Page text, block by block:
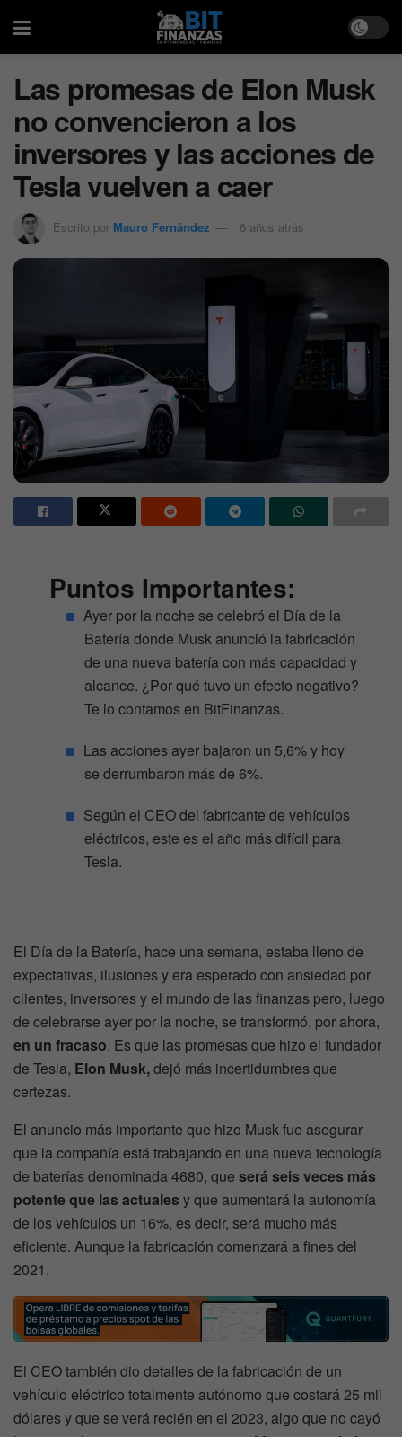
Las promesas de Elon Musk
no convencieron a los
inversores y las acciones de
Tesla vuelven a caer
Escrito por Mauro Fernández 6 años atrás
Puntos Importantes:
Ayer por la noche se celebró el Día de la
Batería donde Musk anunció la fabricación
de una nueva batería con más capacidad y
alcance. ¿Por qué tuvo un efecto negativo?
Te lo contamos en BitFinanzas.
Las acciones ayer bajaron un 5,6% y hoy
se derrumbaron más de 6%.
Según el CEO del fabricante de vehículos
eléctricos, este es el año más difícil para
Tesla.
El Día de la Batería, hace una semana, estaba lleno de
expectativas, ilusiones y era esperado con ansiedad por
clientes, inversores y el mundo de las finanzas pero, luego
de celebrarse ayer por la noche, se transformó, por ahora,
en un fracaso. Es que las promesas que hizo el fundador
de Tesla, Elon Musk,dejó más incertidumbres que
certezas.
El anuncio más importante que hizo Musk fue asegurar
que la compañía está trabajando en una nueva tecnología
de baterías denominada 4680, que será seis veces más
potente que las actuales y que aumentará la autonomía
de los vehículos un 16%, es decir, será mucho más
eficiente. Aunque la fabricación comenzará a fines del
2021.
El CEO también dio detalles de la fabricación de un
vehículo eléctrico totalmente autónomo que costará 25 mil
dólares y que se verá recién en el 2023, algo que no cayó